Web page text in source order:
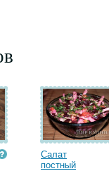
Салат
постный